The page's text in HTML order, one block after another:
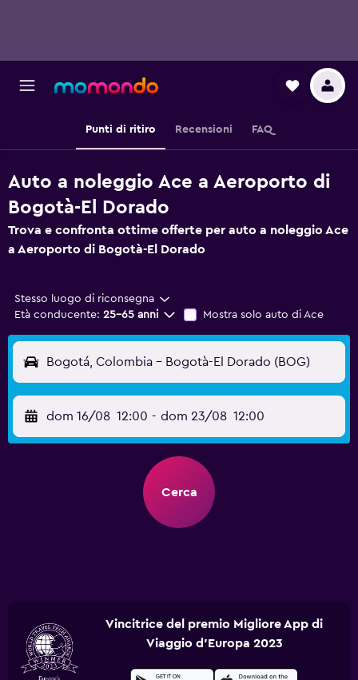
Punti di ritiro Recensioni FAQ
Auto a noleggio Ace a Aeroporto di
Bogotà-El Dorado
Trova e confronta ottime offerte per auto a noleggio Ace
a Aeroporto di Bogotà-El Dorado
Stesso luogo di riconsegna
Età conducente: 25-65 anni Mostra solo auto di Ace
Bogotá, Colombia - Bogotà-El Dorado (BOG)
dom 16/08 12:00 - dom 23/08 12:00
Cerca
Vincitrice del premio Migliore App di
Viaggio d'Europa 2023